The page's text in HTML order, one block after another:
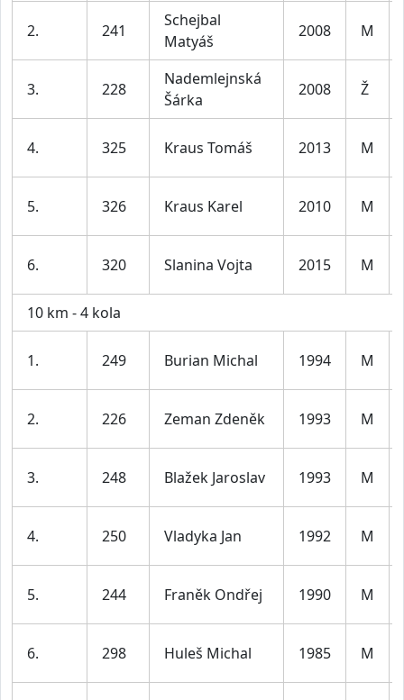
2. 241
Schejbal
Matyáš
2008 M
3. 228
Nademlejnská
Šárka
2008 Ž
4. 325 Kraus Tomáš 2013 M
5. 326 Kraus Karel 2010 M
6. 320 Slanina Vojta 2015 M
10 km - 4 kola
1. 249 Burian Michal 1994 M
2. 226 Zeman Zdeněk 1993 M
3. 248 Blažek Jaroslav 1993 M
4. 250 Vladyka Jan 1992 M
5. 244 Franěk Ondřej 1990 M
6. 298 Huleš Michal 1985 M